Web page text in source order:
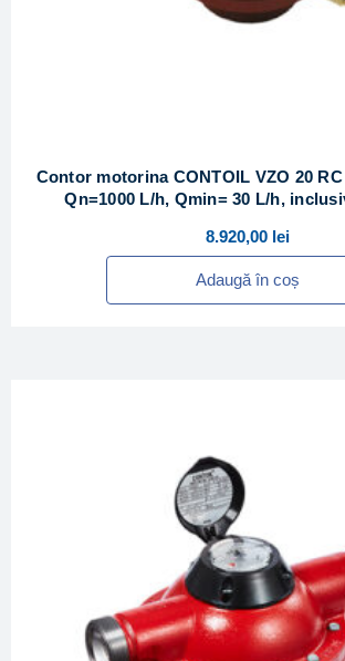
Contor motorina CONTOIL VZO 20 RC
Qn=1000 L/h, Qmin= 30 L/h,
8.920,00 lei
Adaugă în coș